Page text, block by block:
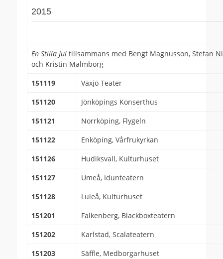
2015
En Stilla Jul tillsammans med Bengt Magnusson, Stefan
och Kristin Malmborg
151119
Växjö Teater
151120
Jönköpings Konserthus
151121
Norrköping, Flygeln
151122
Enköping, Vårfrukyrkan
151126
Hudiksvall, Kulturhuset
151127
Umeå, Idunteatern
151128
Luleå, Kulturhuset
151201
Falkenberg, Blackboxteatern
151202
Karlstad, Scalateatern
151203
Säffle, Medborgarhuset